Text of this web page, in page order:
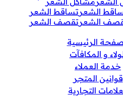
تساقط الشعر
تقصف الشعر
الرئيسية
و المكافآت
خدمة العملاء
قوانين المتجر
التجارية